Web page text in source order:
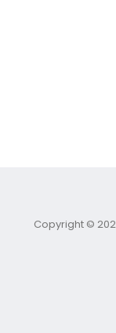
Copyright ©